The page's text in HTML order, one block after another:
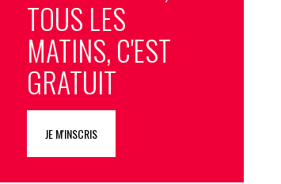
TOUS LES
MATINS, C'EST
GRATUIT
JE M'INSCRIS